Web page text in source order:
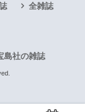
全雑誌
島社の雑誌